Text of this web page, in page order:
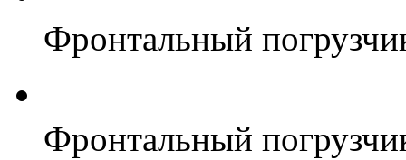
Фронтальный
Фронтальный